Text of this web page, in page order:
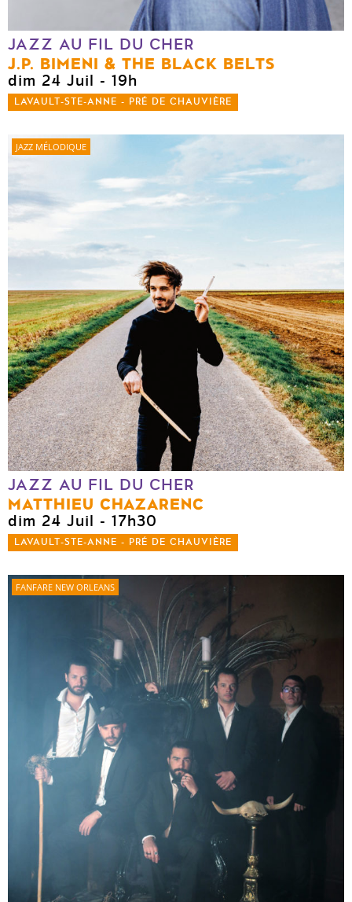
JAZZ AU FIL DU CHER
J.P. BIMENI & THE BLACK BELTS
dim 24 Juil - 19h
LAVAULT-STE-ANNE - PRÉ DE CHAUVIÈRE
JAZZ MÉLODIQUE
JAZZ AU FIL DU CHER
MATTHIEU CHAZARENC
dim 24 Juil - 17h30
LAVAULT-STE-ANNE - PRÉ DE CHAUVIÈRE
FANFARE NEW ORLEANS